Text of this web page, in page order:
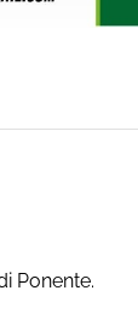
Ponente.